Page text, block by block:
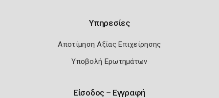
Υπηρεσίες
Αποτίμηση Αξίας Επιχείρησης
Υποβολή Ερωτημάτων
Είσοδος – Εγγραφή